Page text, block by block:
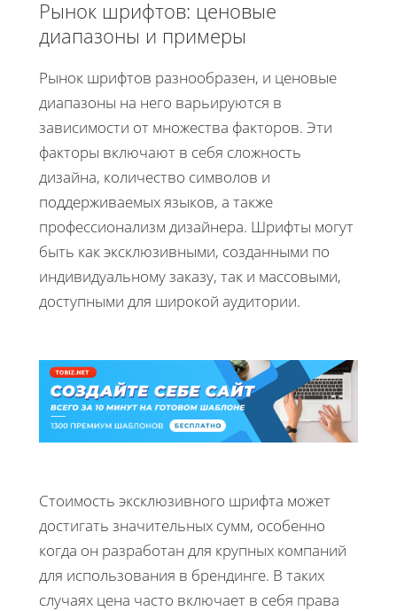
Рынок шрифтов: ценовые
диапазоны и примеры
Рынок шрифтов разнообразен, и ценовые
диапазоны на него варьируются в
зависимости от множества факторов. Эти
факторы включают в себя сложность
дизайна, количество символов и
поддерживаемых языков, а также
профессионализм дизайнера. Шрифты могут
быть как эксклюзивными, созданными по
индивидуальному заказу, так и массовыми,
доступными для широкой аудитории.
Стоимость эксклюзивного шрифта может
достигать значительных сумм, особенно
когда он разработан для крупных компаний
для использования в брендинге. В таких
случаях цена часто включает в себя права